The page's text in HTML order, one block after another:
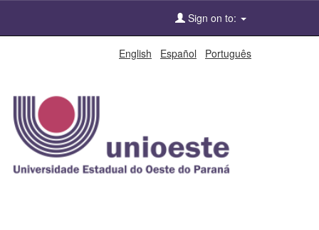
Sign on to:
English Español Português